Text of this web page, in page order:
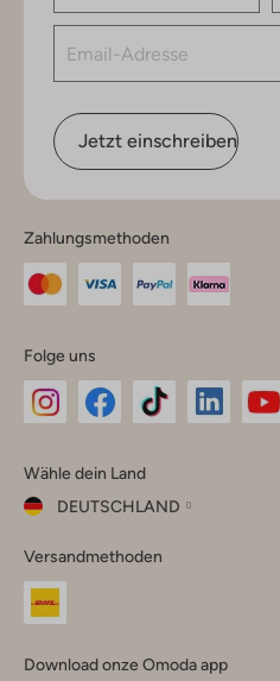
Jetzt einschreiben
Zahlungsmethoden
Folge uns
Instagram
Facebook
TikTok
Wähle dein Land
DEUTSCHLAND
dein
Land
Versandmethoden
Download onze Omoda app